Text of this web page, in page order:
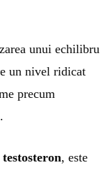
unui echilibru
un nivel ridicat
precum
, este